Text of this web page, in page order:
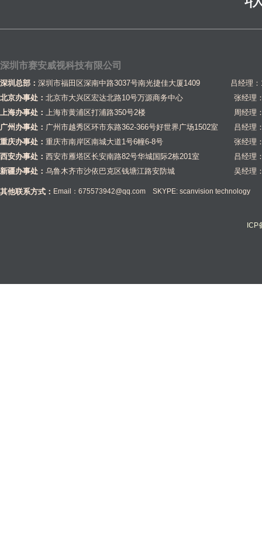
深圳市赛安威视科技有限公司
深圳总部： 深圳市福田区深南中路3037号南光捷佳大厦1409 吕经理：
北京办事处： 北京市大兴区宏达北路10号万源商务中心
张经理
上海办事处： 上海市黄浦区打浦路350号2楼
周经理
广州办事处： 广州市越秀区环市东路362-366号好世界广场1502室
吕经理
重庆办事处： 重庆市南岸区南城大道1号6幢6-8号
张经理
西安办事处： 西安市雁塔区长安南路82号华城国际2栋201室
吕经理
新疆办事处： 乌鲁木齐市沙依巴克区钱塘江路安防城 吴经理
其他联系方式： Email：675573942@qq.com SKYPE: scanvision technology
ICP